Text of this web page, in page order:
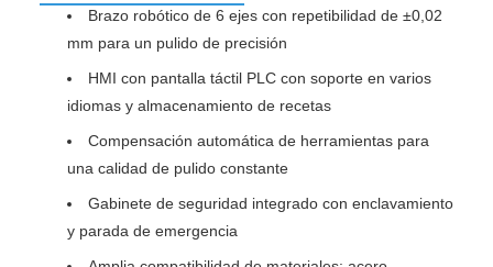
Brazo robótico de 6 ejes con repetibilidad de ±0,02
mm para un pulido de precisión
HMI con pantalla táctil PLC con soporte en varios
idiomas y almacenamiento de recetas
Compensación automática de herramientas para
una calidad de pulido constante
Gabinete de seguridad integrado con enclavamiento
y parada de emergencia